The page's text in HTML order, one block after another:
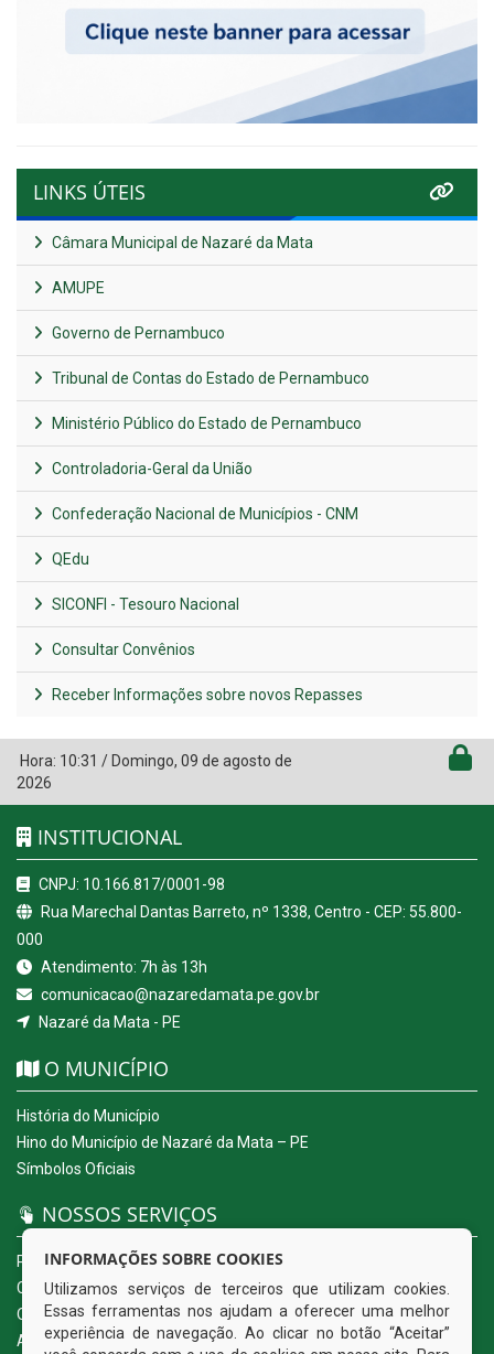
LINKS ÚTEIS
Câmara Municipal de Nazaré da Mata
AMUPE
Governo de Pernambuco
Tribunal de Contas do Estado de Pernambuco
Ministério Público do Estado de Pernambuco
Controladoria-Geral da União
Confederação Nacional de Municípios - CNM
QEdu
SICONFI - Tesouro Nacional
Consultar Convênios
Receber Informações sobre novos Repasses
Hora: 10:31 / Domingo, 09 de agosto de
2026
INSTITUCIONAL
CNPJ: 10.166.817/0001-98
Rua Marechal Dantas Barreto, nº 1338, Centro - CEP: 55.800-
000
Atendimento: 7h às 13h
comunicacao@nazaredamata.pe.gov.br
Nazaré da Mata - PE
O MUNICÍPIO
História do Município
Hino do Município de Nazaré da Mata – PE
Símbolos Oficiais
NOSSOS SERVIÇOS
Portal da Transparência
Carta de Serviços ao Usuário
Ouvidoria Eletrônica
Acesso a Informação (eSIC)
INFORMAÇÕES SOBRE COOKIES
Utilizamos serviços de terceiros que utilizam cookies.
Essas ferramentas nos ajudam a oferecer uma melhor
experiência de navegação. Ao clicar no botão “Aceitar”